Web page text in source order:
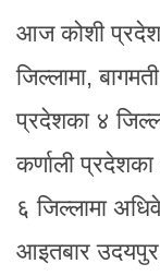
आज कोशी
जिल्लामा,
प्रदेशका ४
कर्णाली
६ जिल्लामा
आइतबार